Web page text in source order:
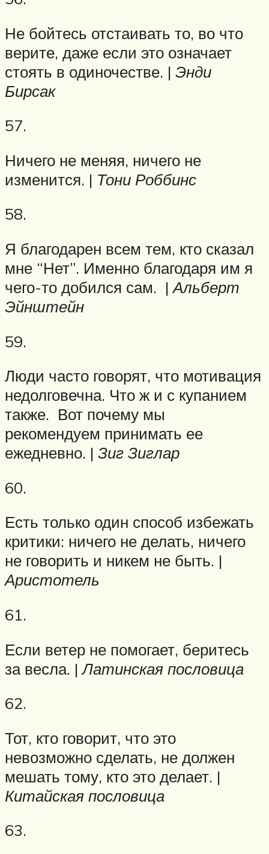
Не бойтесь отстаивать то, во что
верите, даже если это означает
стоять в одиночестве. | Энди
Бирсак
57.
Ничего не меняя, ничего не
изменится. | Тони Роббинс
58.
Я благодарен всем тем, кто сказал
мне “Нет”. Именно благодаря им я
чего-то добился сам. |Альберт
Эйнштейн
59.
Люди часто говорят, что мотивация
недолговечна. Что ж и с купанием
также. Вот почему мы
рекомендуем принимать ее
ежедневно. | Зиг Зиглар
60.
Есть только один способ избежать
критики: ничего не делать, ничего
не говорить и никем не быть. |
Аристотель
61.
Если ветер не помогает, беритесь
за весла. |Латинская пословица
62.
Тот, кто говорит, что это
невозможно сделать, не должен
мешать тому, кто это делает. |
Китайская пословица
63.